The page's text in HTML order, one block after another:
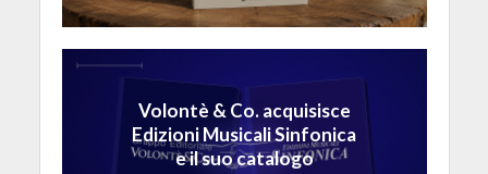
Volontè & Co. acquisisce
Edizioni Musicali Sinfonica
e il suo catalogo